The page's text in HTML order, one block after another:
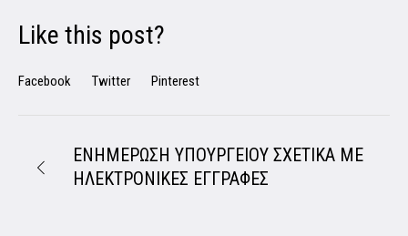
Like this post?
Facebook Twitter Pinterest
ΕΝΗΜΕΡΩΣΗ ΥΠΟΥΡΓΕΙΟΥ ΣΧΕΤΙΚΑ ΜΕ
ΗΛΕΚΤΡΟΝΙΚΕΣ ΕΓΓΡΑΦΕΣ